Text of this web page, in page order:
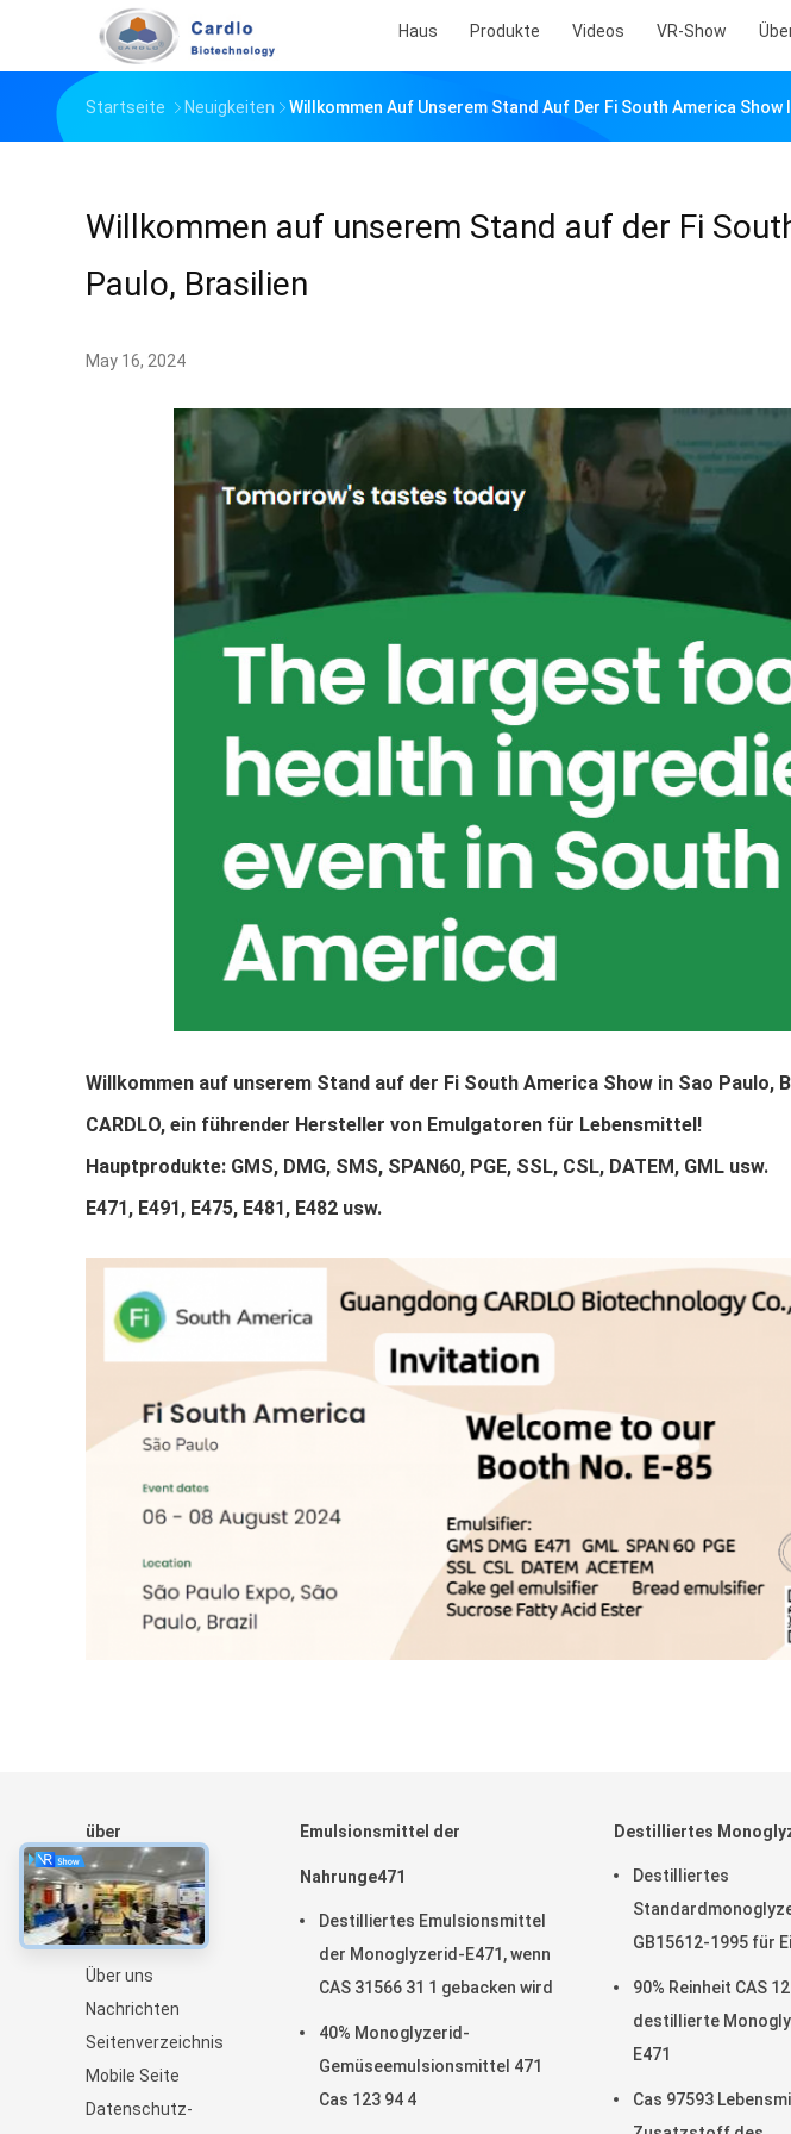
Haus Produkte Videos VR-Show
Startseite Neuigkeiten Willkommen Auf Unserem Stand Auf Der Fi South America Show
Willkommen auf unserem Stand auf der Fi
Paulo, Brasilien
May 16, 2024
Willkommen auf unserem Stand auf der Fi South America Show in Sao Paulo,
CARDLO, ein führender Hersteller von Emulgatoren für Lebensmittel!
Hauptprodukte: GMS, DMG, SMS, SPAN60, PGE, SSL, CSL, DATEM, GML usw.
E471, E491, E475, E481, E482 usw.
über
Haus
Produkte
VR-Show
Über uns
Nachrichten
Seitenverzeichnis
Mobile Seite
Datenschutz-
Emulsionsmittel der
Nahrunge471
Destilliertes Emulsionsmittel
der Monoglyzerid-E471, wenn
CAS 31566 31 1 gebacken wird
40% Monoglyzerid-
Gemüseemulsionsmittel 471
Cas 123 94 4
Destilliertes
Destilliertes
GB15612-1995 für
90% Reinheit CAS
destillierte
E471
Cas 97593